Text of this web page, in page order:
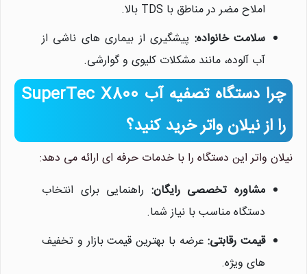
املاح مضر در مناطق با TDS بالا.
سلامت خانواده: پیشگیری از بیماری های ناشی از
آب آلوده، مانند مشکلات کلیوی و گوارشی.
چرا دستگاه تصفیه آب SuperTec X800
را از نیلان واتر خرید کنید؟
نیلان واتر این دستگاه را با خدمات حرفه ای ارائه می دهد:
مشاوره تخصصی رایگان: راهنمایی برای انتخاب
دستگاه مناسب با نیاز شما.
قیمت رقابتی:عرضه با بهترین قیمت بازار و تخفیف
های ویژه.